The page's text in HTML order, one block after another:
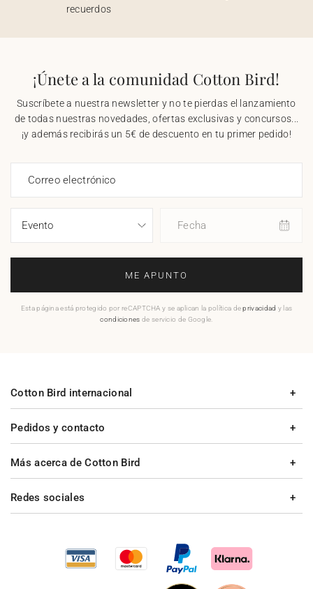
recuerdos
¡Únete a la comunidad Cotton Bird!
Suscríbete a nuestra newsletter y no te pierdas el lanzamiento
de todas nuestras novedades, ofertas exclusivas y concursos...
¡y además recibirás un 5€ de descuento en tu primer pedido!
Correo electrónico
Fecha
ME APUNTO
Esta página está protegido por reCAPTCHA y se aplican la política deprivacidad y las
condiciones de servicio de Google.
Pedidos y contacto
Más acerca de Cotton Bird
Cotton Bird internacional
Redes sociales